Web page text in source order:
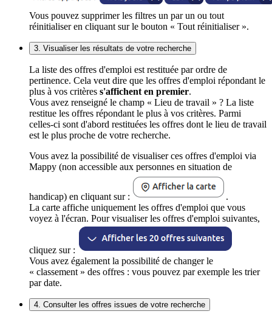
Vous pouvez supprimer les filtres un par un ou tout
réinitialiser en cliquant sur le bouton « Tout réinitialiser ».
3. Visualiser les résultats de votre recherche
La liste des offres d'emploi est restituée par ordre de
pertinence. Cela veut dire que les offres d'emploi répondant le
plus à vos critères s'affichent en premier.
Vous avez renseigné le champ « Lieu de travail » ? La liste
restitue les offres répondant le plus à vos critères. Parmi
celles-ci sont d'abord restituées les offres dont le lieu de travail
est le plus proche de votre recherche.
Vous avez la possibilité de visualiser ces offres d'emploi via
Mappy (non accessible aux personnes en situation de
handicap) en cliquant sur :
.
La carte affiche uniquement les offres d'emploi que vous
voyez à l'écran. Pour visualiser les offres d'emploi suivantes,
cliquez sur :
Vous avez également la possibilité de changer le
« classement » des offres : vous pouvez par exemple les trier
par date.
4. Consulter les offres issues de votre recherche